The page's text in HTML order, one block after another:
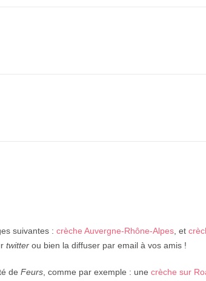
suivantes : crèche Auvergne-Rhône-Alpes , et
twitter ou bien la diffuser par email à vos amis !
de Feurs , comme par exemple : une crèche sur